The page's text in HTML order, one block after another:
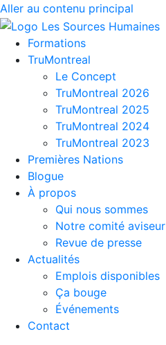
Aller au contenu principal
Formations
TruMontreal
Le Concept
TruMontreal 2026
TruMontreal 2025
TruMontreal 2024
TruMontreal 2023
Premières Nations
Blogue
À propos
Qui nous sommes
Notre comité aviseur
Revue de presse
Actualités
Emplois disponibles
Ça bouge
Événements
Contact